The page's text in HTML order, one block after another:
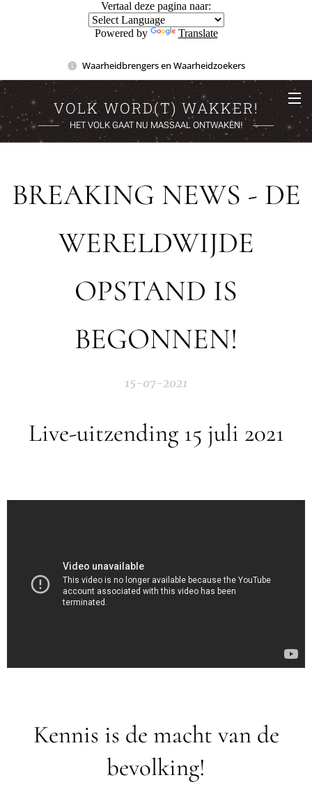
Vertaal deze pagina naar:
Powered by Translate
Waarheidbrengers en Waarheidzoekers
VOLK WORD(T) WAKKER!
HET VOLK GAAT NU MASSAAL ONTWAKEN!
BREAKING NEWS - DE
WERELDWIJDE
OPSTAND IS
BEGONNEN!
15-07-2021
Live-uitzending 15 juli 2021
Kennis is de macht van de
bevolking!